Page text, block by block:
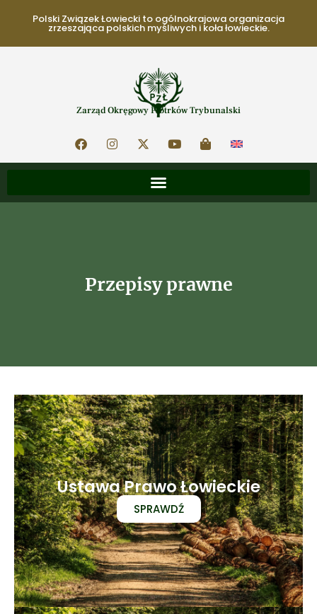
Polski Związek Łowiecki to ogólnokrajowa organizacja
zrzeszająca polskich myśliwych i koła łowieckie.
Zarząd Okręgowy Piotrków Trybunalski
Przepisy prawne
Ustawa Prawo Łowieckie
SPRAWDŹ